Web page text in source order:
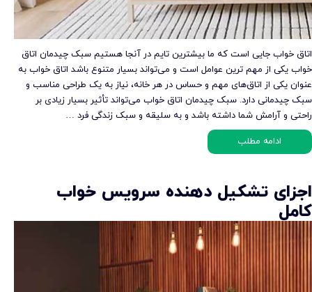
اتاق خواب جایی است که ما بیشترین تایم در آنجا هستیم سبک چیدمان اتاق
خواب یکی از مهم ترین عوامل است و می‌تواند بسیار متنوع باشد اتاق خواب به
عنوان یکی از اتاق‌های مهم و حساس در هر خانه، نیاز به یک طراحی مناسب و
سبک چیدمانی دارد. سبک چیدمان اتاق خواب می‌تواند تأثیر بسیار زیادی بر
راحتی و آرامش شما داشته باشد و به سلیقه و سبک زندگی فرد …
ادامه مطلب
اجزای تشکیل دهنده سرویس خواب
کامل